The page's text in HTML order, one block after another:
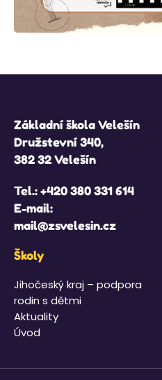
Základní škola Velešín
Družstevní 340,
382 32 Velešín
Tel.:+420 380 331 614
E-mail:
mail@zsvelesin.cz
Školy
Jihočeský kraj – podpora
rodin s dětmi
Aktuality
Úvod